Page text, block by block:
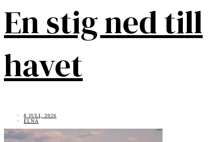
En stig ned till
havet
8 JULI, 2026
ELNA